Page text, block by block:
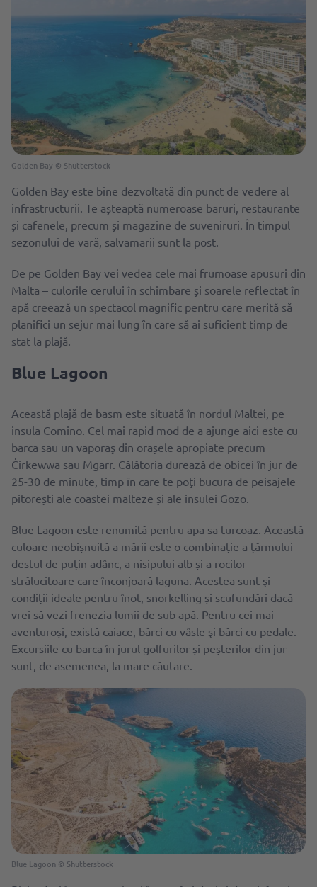
Golden Bay © Shutterstock
Golden Bay este bine dezvoltată din punct de vedere al
infrastructurii. Te așteaptă numeroase baruri, restaurante
și cafenele, precum și magazine de suveniruri. În timpul
sezonului de vară, salvamarii sunt la post.
De pe Golden Bay vei vedea cele mai frumoase apusuri din
Malta – culorile cerului în schimbare și soarele reflectat în
apă creează un spectacol magnific pentru care merită să
planifici un sejur mai lung ȋn care să ai suficient timp de
stat la plajă.
Blue Lagoon
Această plajă de basm este situată în nordul Maltei, pe
insula Comino. Cel mai rapid mod de a ajunge aici este cu
barca sau un vaporaş din orașele apropiate precum
Ċirkewwa sau Mgarr. Călătoria durează de obicei în jur de
25-30 de minute, timp ȋn care te poţi bucura de peisajele
pitorești ale coastei malteze și ale insulei Gozo.
Blue Lagoon este renumită pentru apa sa turcoaz. Această
culoare neobișnuită a mării este o combinație a țărmului
destul de puțin adânc, a nisipului alb și a rocilor
strălucitoare care înconjoară laguna. Acestea sunt şi
condiții ideale pentru înot, snorkelling și scufundări dacă
vrei să vezi frenezia lumii de sub apă. Pentru cei mai
aventuroși, există caiace, bărci cu vâsle şi bărci cu pedale.
Excursiile cu barca în jurul golfurilor și peșterilor din jur
sunt, de asemenea, la mare căutare.
Blue Lagoon © Shutterstock